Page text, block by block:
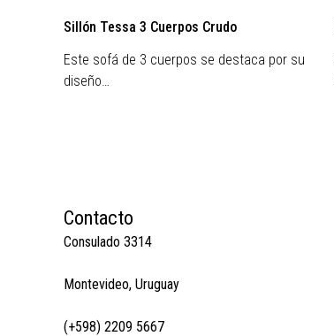
Sillón Tessa 3 Cuerpos Crudo
Este sofá de 3 cuerpos se destaca por su
diseño…
Contacto
Consulado 3314
Montevideo, Uruguay
(+598) 2209 5667